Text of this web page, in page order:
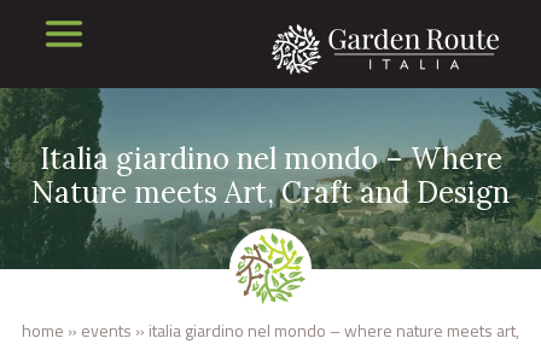
Italia giardino nel mondo – Where
Nature meets Art, Craft and Design
home » events » italia giardino nel mondo – where nature meets art,